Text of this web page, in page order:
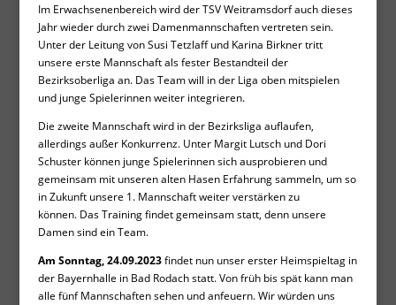
Im Erwachsenenbereich wird der TSV Weitramsdorf auch dieses
Jahr wieder durch zwei Damenmannschaften vertreten sein.
Unter der Leitung von Susi Tetzlaff und Karina Birkner tritt
unsere erste Mannschaft als fester Bestandteil der
Bezirksoberliga an. Das Team will in der Liga oben mitspielen
und junge Spielerinnen weiter integrieren.
Die zweite Mannschaft wird in der Bezirksliga auflaufen,
allerdings außer Konkurrenz. Unter Margit Lutsch und Dori
Schuster können junge Spielerinnen sich ausprobieren und
gemeinsam mit unseren alten Hasen Erfahrung sammeln, um so
in Zukunft unsere 1. Mannschaft weiter verstärken zu
können. Das Training findet gemeinsam statt, denn unsere
Damen sind ein Team.
Am Sonntag, 24.09.2023findet nun unser erster Heimspieltag in
der Bayernhalle in Bad Rodach statt. Von früh bis spät kann man
alle fünf Mannschaften sehen und anfeuern. Wir würden uns